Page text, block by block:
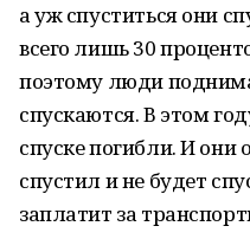
а уж спуститься они
всего лишь 30
поэтому люди
спускаются. В этом
спуске погибли. И они
спустил и не будет
заплатит за